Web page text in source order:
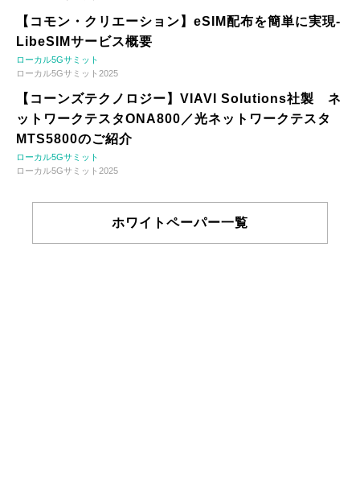
【コモン・クリエーション】eSIM配布を簡単に実現-
LibeSIMサービス概要
ローカル5Gサミット
ローカル5Gサミット2025
【コーンズテクノロジー】VIAVI Solutions社製 ネ
ットワークテスタONA800／光ネットワークテスタ
MTS5800のご紹介
ローカル5Gサミット
ローカル5Gサミット2025
ホワイトペーパー一覧